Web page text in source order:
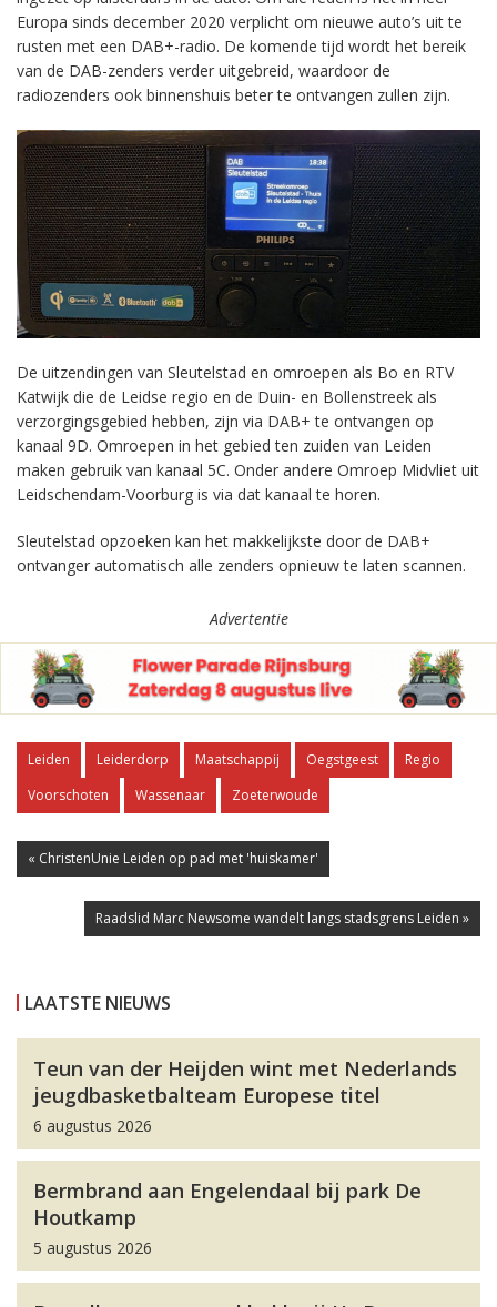
Europa sinds december 2020 verplicht om nieuwe auto’s uit te
rusten met een DAB+-radio. De komende tijd wordt het bereik
van de DAB-zenders verder uitgebreid, waardoor de
radiozenders ook binnenshuis beter te ontvangen zullen zijn.
De uitzendingen van Sleutelstad en omroepen als Bo en RTV
Katwijk die de Leidse regio en de Duin- en Bollenstreek als
verzorgingsgebied hebben, zijn via DAB+ te ontvangen op
kanaal 9D. Omroepen in het gebied ten zuiden van Leiden
maken gebruik van kanaal 5C. Onder andere Omroep Midvliet uit
Leidschendam-Voorburg is via dat kanaal te horen.
Sleutelstad opzoeken kan het makkelijkste door de DAB+
ontvanger automatisch alle zenders opnieuw te laten scannen.
Advertentie
Leiden Leiderdorp Maatschappij Oegstgeest
Regio
Voorschoten
Wassenaar Zoeterwoude
« ChristenUnie Leiden op pad met 'huiskamer'
Raadslid Marc Newsome wandelt langs stadsgrens Leiden »
LAATSTE NIEUWS
Teun van der Heijden wint met Nederlands
jeugdbasketbalteam Europese titel
6 augustus 2026
Bermbrand aan Engelendaal bij park De
Houtkamp
5 augustus 2026